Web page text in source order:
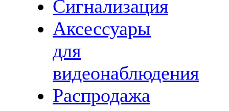
Сигнализация
Аксессуары
для
видеонаблюдения
Распродажа